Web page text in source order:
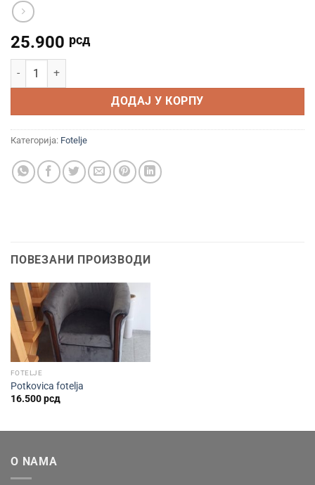
25.900 рсд
Luna lux fotelja количина
ДОДАЈ У КОРПУ
Категорија: Fotelje
ПОВЕЗАНИ ПРОИЗВОДИ
FOTELJE
Potkovica fotelja
16.500рсд
O NAMA